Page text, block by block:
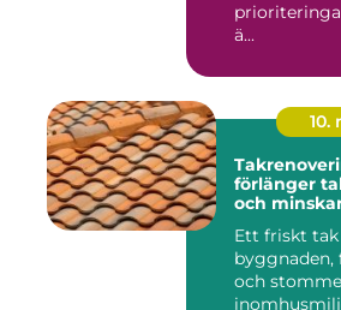
ä...
10.
förlänger
och
Ett friskt tak
byggnaden,
och